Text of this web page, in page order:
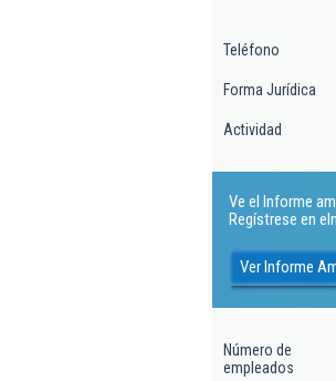
Teléfono
Forma Jurídica
Actividad
Ve el Informe
Regístrese en
Ver Informe
Número de
empleados